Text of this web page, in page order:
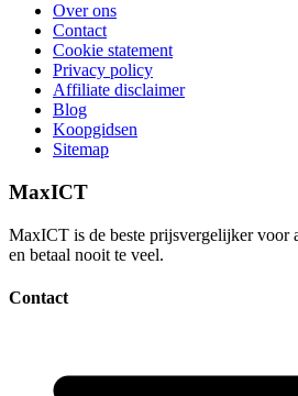
Over ons
Contact
Cookie statement
Privacy policy
Affiliate disclaimer
Blog
Koopgidsen
Sitemap
MaxICT
MaxICT is de beste prijsvergelijker voor
en betaal nooit te veel.
Contact